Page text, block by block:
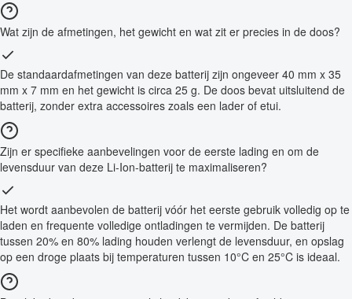
Wat zijn de afmetingen, het gewicht en wat zit er precies in de doos?
De standaardafmetingen van deze batterij zijn ongeveer 40 mm x 35
mm x 7 mm en het gewicht is circa 25 g. De doos bevat uitsluitend de
batterij, zonder extra accessoires zoals een lader of etui.
Zijn er specifieke aanbevelingen voor de eerste lading en om de
levensduur van deze Li-Ion-batterij te maximaliseren?
Het wordt aanbevolen de batterij vóór het eerste gebruik volledig op te
laden en frequente volledige ontladingen te vermijden. De batterij
tussen 20% en 80% lading houden verlengt de levensduur, en opslag
op een droge plaats bij temperaturen tussen 10°C en 25°C is ideaal.